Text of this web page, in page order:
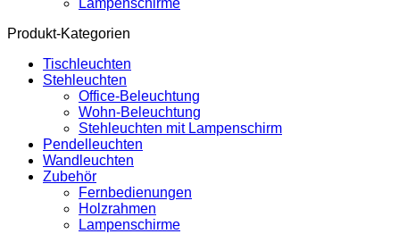
Lampenschirme
Produkt-Kategorien
Tischleuchten
Stehleuchten
Office-Beleuchtung
Wohn-Beleuchtung
Stehleuchten mit Lampenschirm
Pendelleuchten
Wandleuchten
Zubehör
Fernbedienungen
Holzrahmen
Lampenschirme